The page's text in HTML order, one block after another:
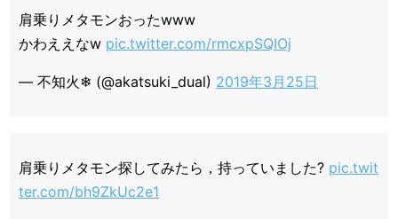
肩乗りメタモンおったwww
かわええなw pic.twitter.com/rmcxpSQIOj
— 不知火❄ (@akatsuki_dual) 2019年3月25日
肩乗りメタモン探してみたら，持っていました? pic.twit
ter.com/bh9ZkUc2e1